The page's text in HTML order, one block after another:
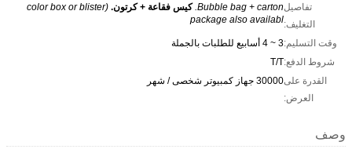
تفاصيل
التغليف:
Bubble bag + carton. كيس فقاعة + كرتون. (color box or blister
package also availabl
وقت التسليم:3 ~ 4 أسابيع للطلبات بالجملة
شروط الدفع:T/T
القدرة على
العرض:
30000 جهاز كمبيوتر شخصى / شهر
وصف